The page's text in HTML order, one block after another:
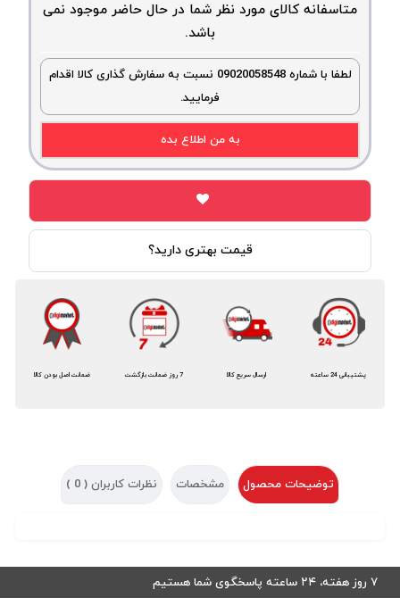
متاسفانه کالای مورد نظر شما در حال حاضر موجود نمی
باشد.
لطفا با شماره 09020058548 نسبت به سفارش گذاری کالا اقدام
فرمایید.
به من اطلاع بده
قیمت بهتری دارید؟
ضمانت اصل بودن کالا 7 روز ضمانت بازگشت ارسال سریع کالا پشتیبانی 24 ساعته
توضیحات محصول مشخصات نظرات کاربران ( 0
)
۷ روز هفته، ۲۴ ساعته پاسخگوی شما هستیم